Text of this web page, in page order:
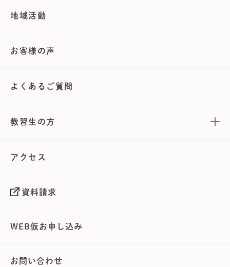
地域活動
お客様の声
よくあるご質問
教習生の方
アクセス
資料請求
WEB仮お申し込み
お問い合わせ